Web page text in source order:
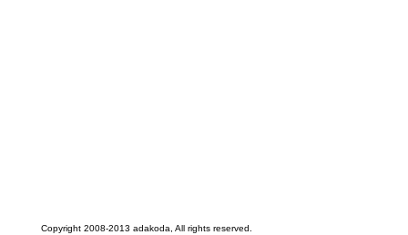
Copyright 2008-2013 adakoda, All rights reserved.